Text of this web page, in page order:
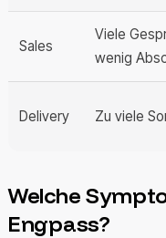
Sales
Viele
wenig
Delivery Zu viele
Welche
Engpass?